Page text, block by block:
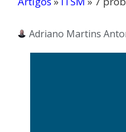
Adriano Martins